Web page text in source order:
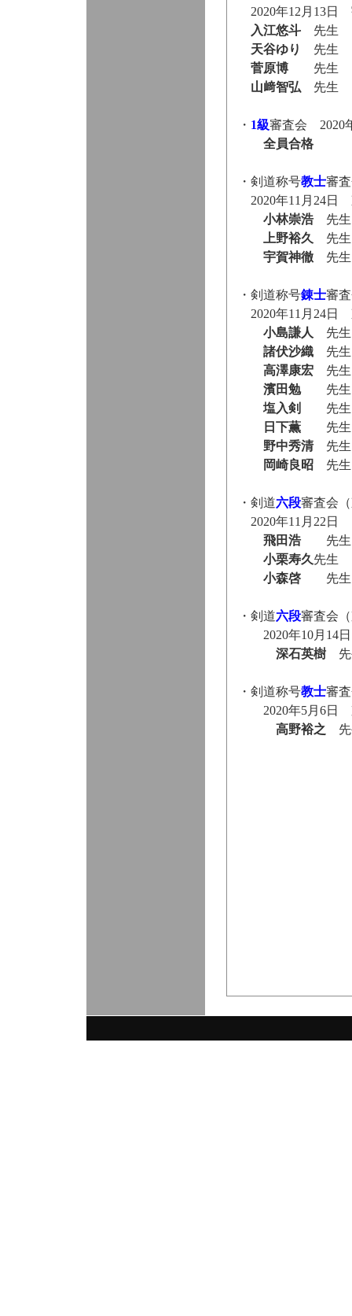
2020年12月13日
入江悠斗 先生
天谷ゆり 先生
菅原博
先生
山﨑智弘先生
・ 1級審査会 2020
全員合格
・剣道称号教士審
2020年11月24日
小林崇浩先生
上野裕久 先生
宇賀神徹先生
・剣道称号錬士審
2020年11月24日
小島謙人 先生
諸伏沙織先生
高澤康宏先生
濱田勉先生
塩入剣
先生
日下薫先生
野中秀清先生
岡崎良昭先生
・剣道六段審査会
2020年11月22日
飛田浩先生
小栗寿久先生
小森啓先生
・剣道六段審査会
2020年10月14日
深石英樹先
・剣道称号教士審
2020年5月6日
高野裕之 先